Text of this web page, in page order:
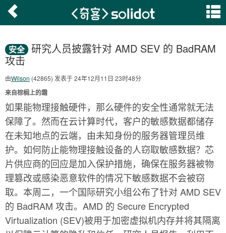
安全 研究人员披露针对 AMD SEV 的 BadRAM
攻击
由Wilson (42865) 发表于 24年12月11日 23时48分
来自棕榈上的霜
如果能物理接触硬件，那么硬件的安全性通常就无法
保障了。然而在云计算时代，客户的敏感数据都储存
在未知地点的云端，由未知身份的服务器管理员维
护。如何防止能物理接触设备的人窃取敏感数据？芯
片供应商的回应是加入保护措施，确保在服务器被物
理篡改或感染恶意软件的情况下敏感数据不会被窃
取。本周二，一个国际研究小组公布了针对 AMD SEV
的 BadRAM 攻击。AMD 的 Secure Encrypted
Virtualization (SEV)被用于加密虚拟机内存并将其隔离